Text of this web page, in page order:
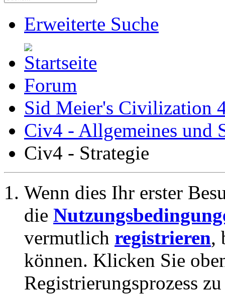
Erweiterte Suche
Forum
Sid Meier's Civilization
Civ4 - Allgemeines und
Civ4 - Strategie
Wenn dies Ihr erster
die
vermutlich registrieren,
können. Klicken Sie
Registrierungsprozess